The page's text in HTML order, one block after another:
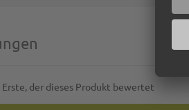
Erste, der dieses Produkt bewertet